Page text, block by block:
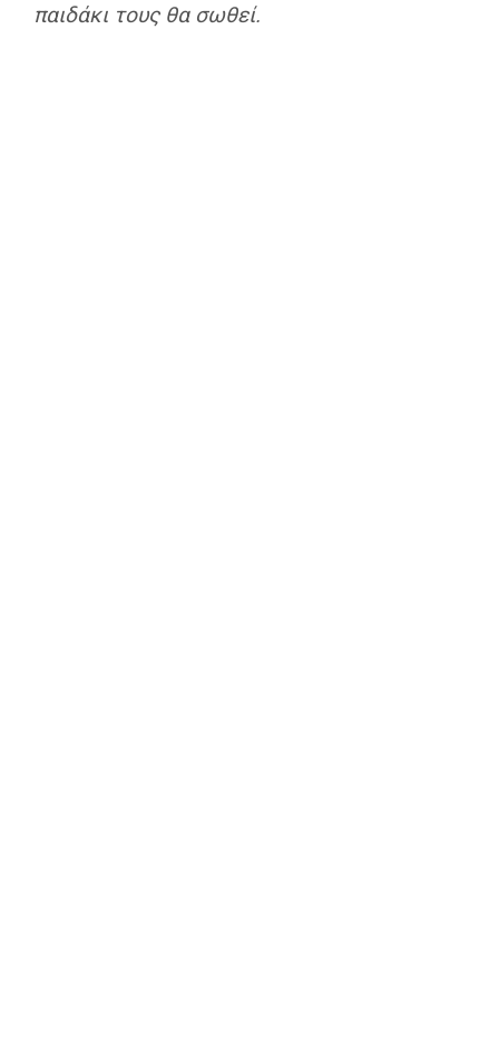
παιδάκι τους θα σωθεί.